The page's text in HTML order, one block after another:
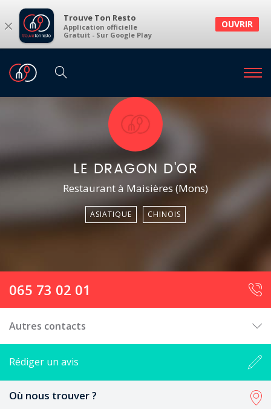
× Trouve Ton Resto
Application officielle
Gratuit - Sur Google Play
OUVRIR
LE DRAGON D'OR
Restaurant à Maisières (Mons)
ASIATIQUE CHINOIS
065 73 02 01
Autres contacts
Rédiger un avis
Où nous trouver ?